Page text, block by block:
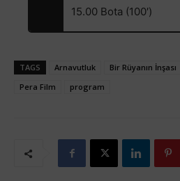
15.00 Bota (100′)
TAGS Arnavutluk Bir Rüyanın İnşası
Pera Film
program